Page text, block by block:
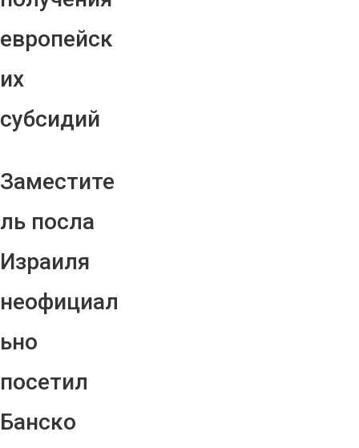
европейск
их
субсидий
Заместите
ль посла
Израиля
неофициал
ьно
посетил
Банско